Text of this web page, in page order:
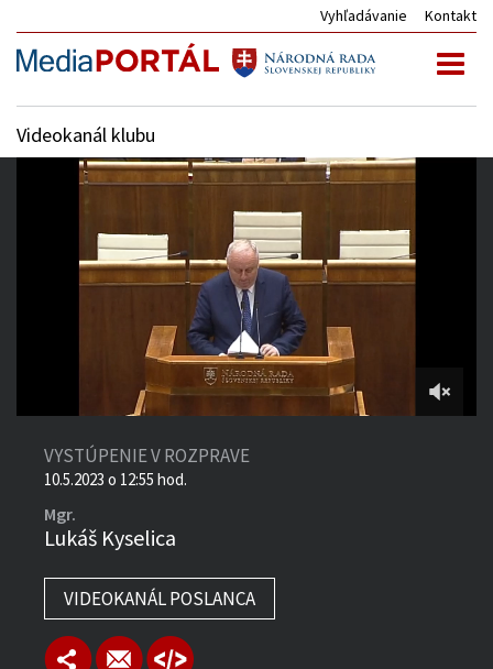
Vyhľadávanie Kontakt
Videokanál klubu
4:14:14
VYSTÚPENIE V ROZPRAVE
10.5.2023 o 12:55 hod.
Mgr.
Lukáš Kyselica
VIDEOKANÁL POSLANCA